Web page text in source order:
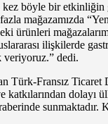
böyle bir
mağazamızda
ürünleri
ilişkilerde
veriyoruz.” dedi.
Türk-Fransız
katkılarından